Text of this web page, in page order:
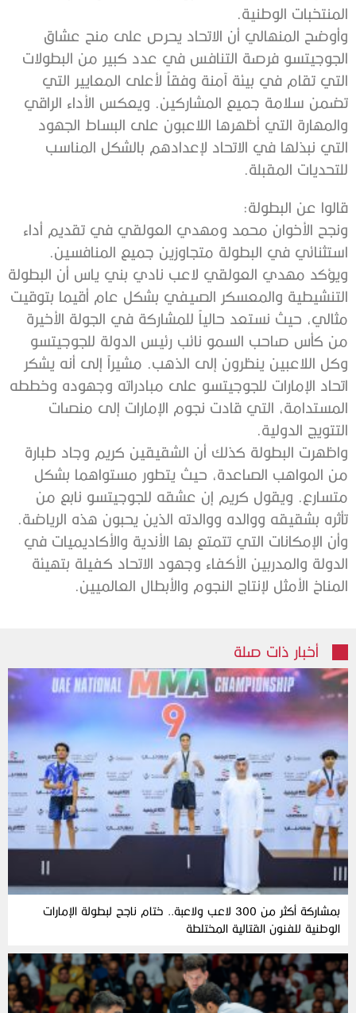
المنتخبات الوطنية.
وأوضح المنهالي أن الاتحاد يحرص على منح عشاق
الجوجيتسو فرصة التنافس في عدد كبير من البطولات
التي تقام في بيئة آمنة وفقاً لأعلى المعايير التي
تضمن سلامة جميع المشاركين. ويعكس الأداء الراقي
والمهارة التي أظهرها اللاعبون على البساط الجهود
التي نبذلها في الاتحاد لإعدادهم بالشكل المناسب
للتحديات المقبلة.
قالوا عن البطولة:
ونجح الأخوان محمد ومهدي العولقي في تقديم أداء
استثنائي في البطولة متجاوزين جميع المنافسين.
ويؤكد مهدي العولقي لاعب نادي بني ياس أن البطولة
التنشيطية والمعسكر الصيفي بشكل عام أقيما بتوقيت
مثالي، حيث نستعد حالياً للمشاركة في الجولة الأخيرة
من كأس صاحب السمو نائب رئيس الدولة للجوجيتسو
وكل اللاعبين ينظرون إلى الذهب. مشيراً إلى أنه يشكر
اتحاد الإمارات للجوجيتسو على مبادراته وجهوده وخططه
المستدامة، التي قادت نجوم الإمارات إلى منصات
التتويج الدولية.
واظهرت البطولة كذلك أن الشقيقين كريم وجاد طبارة
من المواهب الصاعدة، حيث يتطور مستواهما بشكل
متسارع. ويقول كريم إن عشقه للجوجيتسو نابع من
تأثره بشقيقه ووالده ووالدته الذين يحبون هذه الرياضة.
وأن الإمكانات التي تتمتع بها الأندية والأكاديميات في
الدولة والمدربين الأكفاء وجهود الاتحاد كفيلة بتهيئة
المناخ الأمثل لإنتاج النجوم والأبطال العالميين.
أخبار ذات صلة
بمشاركة أكثر من 300 لاعب ولاعبة.. ختام ناجح لبطولة الإمارات
الوطنية للفنون القتالية المختلطة